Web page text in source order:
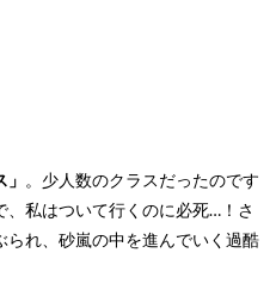
。少人数のクラスだったのです
私はついて行くのに必死…！さ
られ、砂嵐の中を進んでいく過酷